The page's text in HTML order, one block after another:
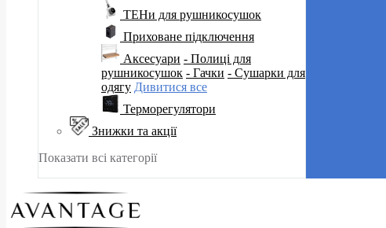
ТЕНи для рушникосушок
Приховане підключення
Аксесуари - Полиці для
рушникосушок - Гачки - Сушарки для
одягу Дивитися все
Терморегулятори
Знижки та акції
Показати всі категорії